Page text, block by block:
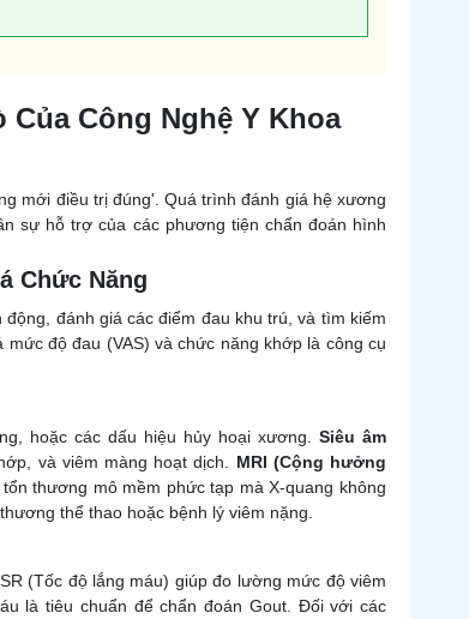
Của Công Nghệ Y Khoa
mới điều trị đúng'. Quá trình đánh giá hệ xương
sự hỗ trợ của các phương tiện chẩn đoán hình
Chức Năng
đánh giá các điểm đau khu trú, và tìm kiếm
độ đau (VAS) và chức năng khớp là công cụ
hoặc các dấu hiệu hủy hoại xương. Siêu âm
và viêm màng hoạt dịch. MRI (Cộng hưởng
thương mô mềm phức tạp mà X-quang không
thể thao hoặc bệnh lý viêm nặng.
(Tốc độ lắng máu) giúp đo lường mức độ viêm
là tiêu chuẩn để chẩn đoán Gout. Đối với các